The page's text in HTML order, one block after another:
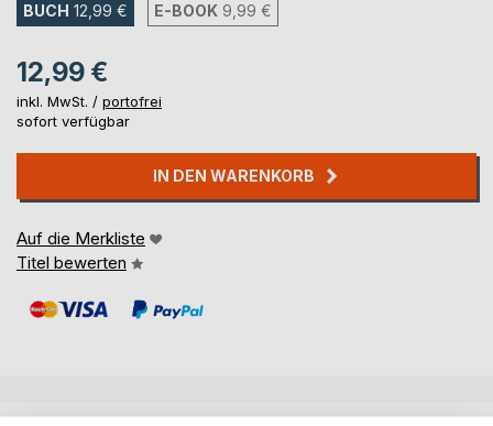
BUCH 12,99 € E-BOOK 9,99 €
12,99 €
inkl. MwSt. / portofrei
sofort verfügbar
IN DEN WARENKORB
Auf die Merkliste
Titel bewerten